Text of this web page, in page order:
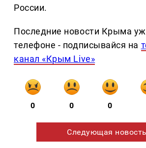
России.
Последние новости Крыма
телефоне - подписывайся на
канал «Крым Live»
0 0 0
Следующая